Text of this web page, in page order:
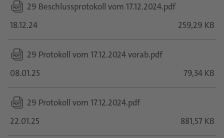
29 Beschlussprotokoll vom 17.12.2024.pdf
18.12.24
259,29 KB
29 Protokoll vom 17.12.2024 vorab.pdf
08.01.25
79,34 KB
29 Protokoll vom 17.12.2024.pdf
22.01.25
881,57 KB